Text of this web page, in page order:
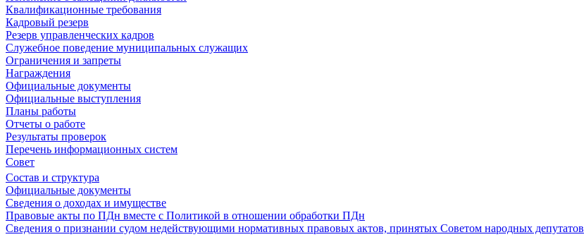
Квалификационные требования
Кадровый резерв
Резерв управленческих кадров
Служебное поведение муниципальных служащих
Ограничения и запреты
Награждения
Официальные документы
Официальные выступления
Планы работы
Отчеты о работе
Результаты проверок
Перечень информационных систем
Совет
Состав и структура
Официальные документы
Сведения о доходах и имуществе
Правовые акты по ПДн вместе с Политикой в отношении обработки ПДн
Сведения о признании судом недействующими нормативных правовых актов, принятых Советом народных депутатов